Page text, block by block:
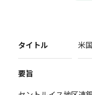
タイトル 米
要旨